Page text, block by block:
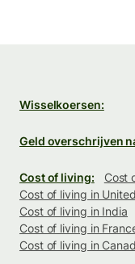
Wisselkoersen:
Geld overschrijven
Cost of living:
Cost
Cost of living in
Cost of living in India
Cost of living in
Cost of living in